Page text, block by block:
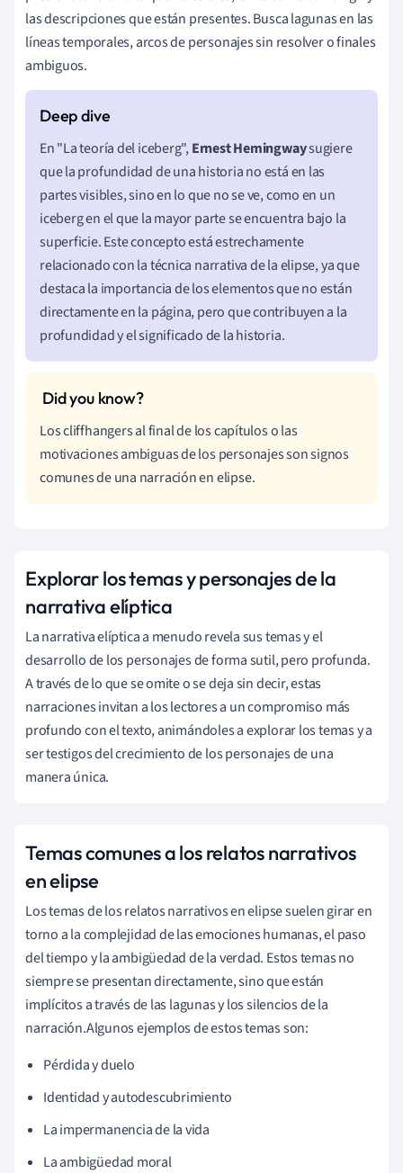
las descripciones que están presentes. Busca lagunas en las
líneas temporales, arcos de personajes sin resolver o finales
ambiguos.
En "La teoría del iceberg", Ernest Hemingwaysugiere
que la profundidad de una historia no está en las
partes visibles, sino en lo que no se ve, como en un
iceberg en el que la mayor parte se encuentra bajo la
superficie. Este concepto está estrechamente
relacionado con la técnica narrativa de la elipse, ya que
destaca la importancia de los elementos que no están
directamente en la página, pero que contribuyen a la
profundidad y el significado de la historia.
Los cliffhangers al final de los capítulos o las
motivaciones ambiguas de los personajes son signos
comunes de una narración en elipse.
Explorar los temas y personajes de la
narrativa elíptica
La narrativa elíptica a menudo revela sus temas y el
desarrollo de los personajes de forma sutil, pero profunda.
A través de lo que se omite o se deja sin decir, estas
narraciones invitan a los lectores a un compromiso más
profundo con el texto, animándoles a explorar los temas y a
ser testigos del crecimiento de los personajes de una
manera única.
Temas comunes a los relatos narrativos
en elipse
Los temas de los relatos narrativos en elipse suelen girar en
torno a la complejidad de las emociones humanas, el paso
del tiempo y la ambigüedad de la verdad. Estos temas no
siempre se presentan directamente, sino que están
implícitos a través de las lagunas y los silencios de la
narración.Algunos ejemplos de estos temas son:
Pérdida y duelo
Identidad y autodescubrimiento
La impermanencia de la vida
La ambigüedad moral